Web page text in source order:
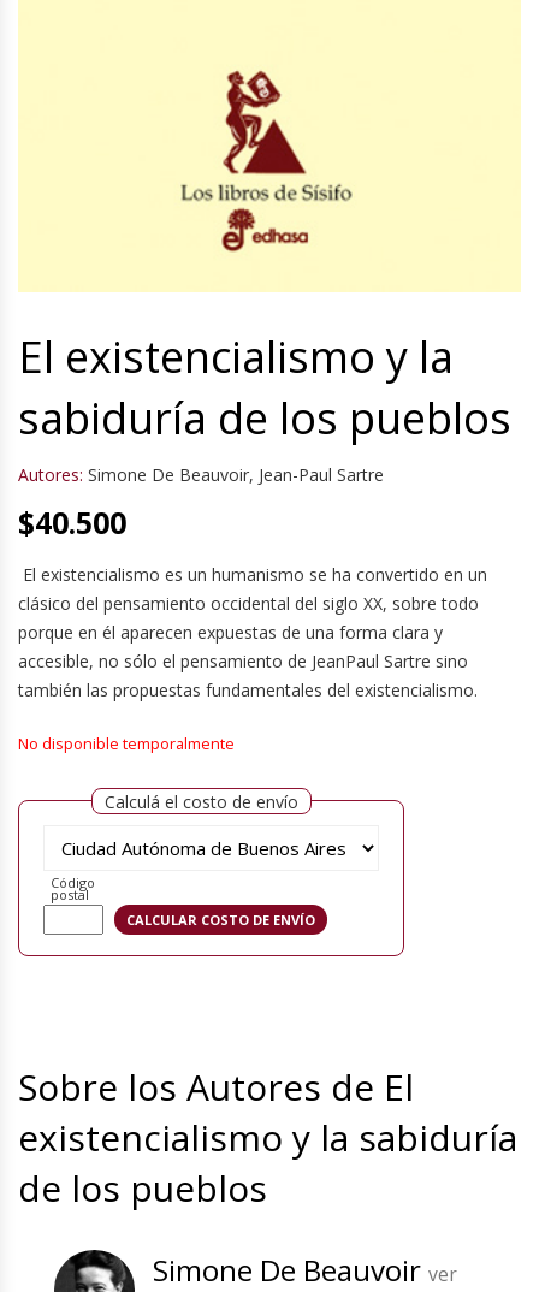
El existencialismo y la
sabiduría de los pueblos
Autores: Simone De Beauvoir, Jean-Paul Sartre
$40.500
El existencialismo es un humanismo se ha convertido en un
clásico del pensamiento occidental del siglo XX, sobre todo
porque en él aparecen expuestas de una forma clara y
accesible, no sólo el pensamiento de JeanPaul Sartre sino
también las propuestas fundamentales del existencialismo.
No disponible temporalmente
Calculá el costo de envío
Código
postal
Sobre los Autores de El
existencialismo y la sabiduría
de los pueblos
Simone De Beauvoir ver